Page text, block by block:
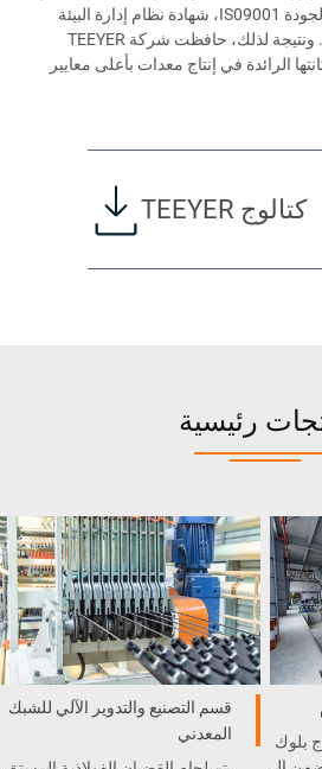
على التتابع شهادة نظام إدارة الجودة IS09001، شهادة نظام إدارة البيئة
IS014001 والشهادات الأخرى. ونتيجة لذلك، حافظت شركة TEEYER
الرائدة في إنتاج معدات بأعلى معايير
كتالوج TEEYER
رئيسية
بلوك
قسم التصنيع والتدوير الآلي للشبك
المعدني